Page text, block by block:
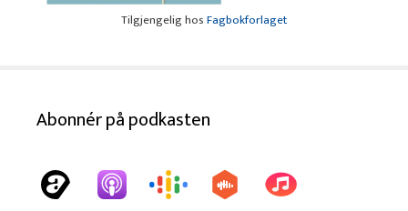
Tilgjengelig hosFagbokforlaget
Abonnér på podkasten